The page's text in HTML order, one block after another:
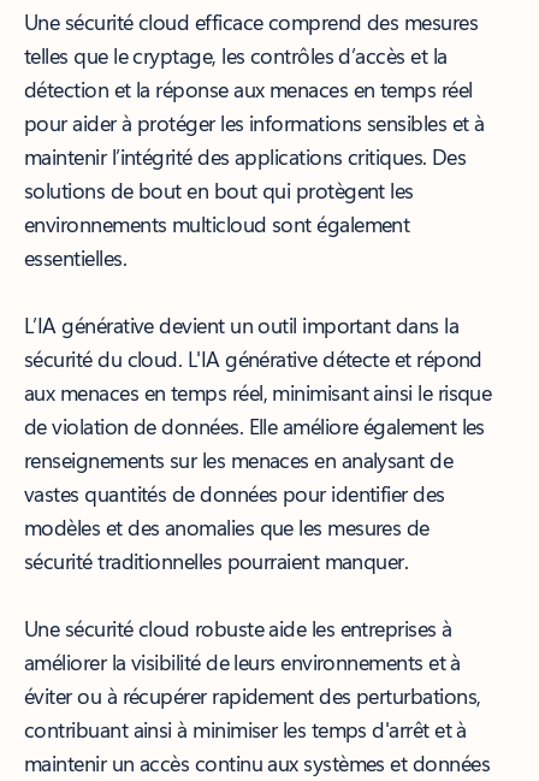
Une sécurité cloud efficace comprend des mesures
telles que le cryptage, les contrôles d’accès et la
détection et la réponse aux menaces en temps réel
pour aider à protéger les informations sensibles et à
maintenir l’intégrité des applications critiques. Des
solutions de bout en bout qui protègent les
environnements multicloud sont également
essentielles.
L’IA générative devient un outil important dans la
sécurité du cloud. L'IA générative détecte et répond
aux menaces en temps réel, minimisant ainsi le risque
de violation de données. Elle améliore également les
renseignements sur les menaces en analysant de
vastes quantités de données pour identifier des
modèles et des anomalies que les mesures de
sécurité traditionnelles pourraient manquer.
Une sécurité cloud robuste aide les entreprises à
améliorer la visibilité de leurs environnements et à
éviter ou à récupérer rapidement des perturbations,
contribuant ainsi à minimiser les temps d'arrêt et à
maintenir un accès continu aux systèmes et données